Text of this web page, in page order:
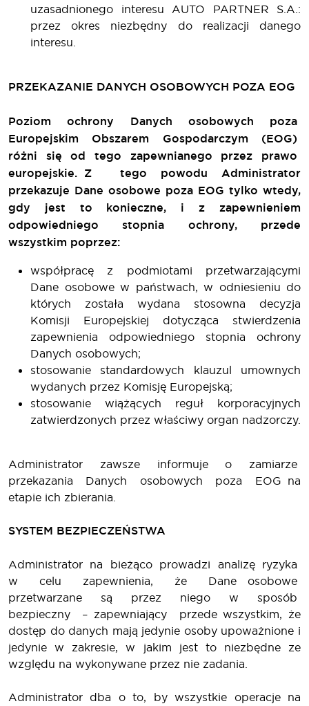
uzasadnionego interesu AUTO PARTNER S.A.:
przez okres niezbędny do realizacji danego
interesu.
PRZEKAZANIE DANYCH OSOBOWYCH POZA EOG
Poziom ochrony Danych osobowych poza
Europejskim Obszarem Gospodarczym (EOG)
różni się od tego zapewnianego przez prawo
europejskie. Z tego powodu Administrator
przekazuje Dane osobowe poza EOG tylko wtedy,
gdy jest to konieczne, i z zapewnieniem
odpowiedniego stopnia ochrony, przede
wszystkim poprzez:
współpracę z podmiotami przetwarzającymi
Dane osobowe w państwach, w odniesieniu do
których została wydana stosowna decyzja
Komisji Europejskiej dotycząca stwierdzenia
zapewnienia odpowiedniego stopnia ochrony
Danych osobowych;
stosowanie standardowych klauzul umownych
wydanych przez Komisję Europejską;
stosowanie wiążących reguł korporacyjnych
zatwierdzonych przez właściwy organ nadzorczy.
Administrator zawsze informuje o zamiarze
przekazania Danych osobowych poza EOG na
etapie ich zbierania.
SYSTEM BEZPIECZEŃSTWA
Administrator na bieżąco prowadzi analizę ryzyka
w celu zapewnienia, że Dane osobowe
przetwarzane są przez niego w sposób
bezpieczny – zapewniający przede wszystkim, że
dostęp do danych mają jedynie osoby upoważnione i
jedynie w zakresie, w jakim jest to niezbędne ze
względu na wykonywane przez nie zadania.
Administrator dba o to, by wszystkie operacje na